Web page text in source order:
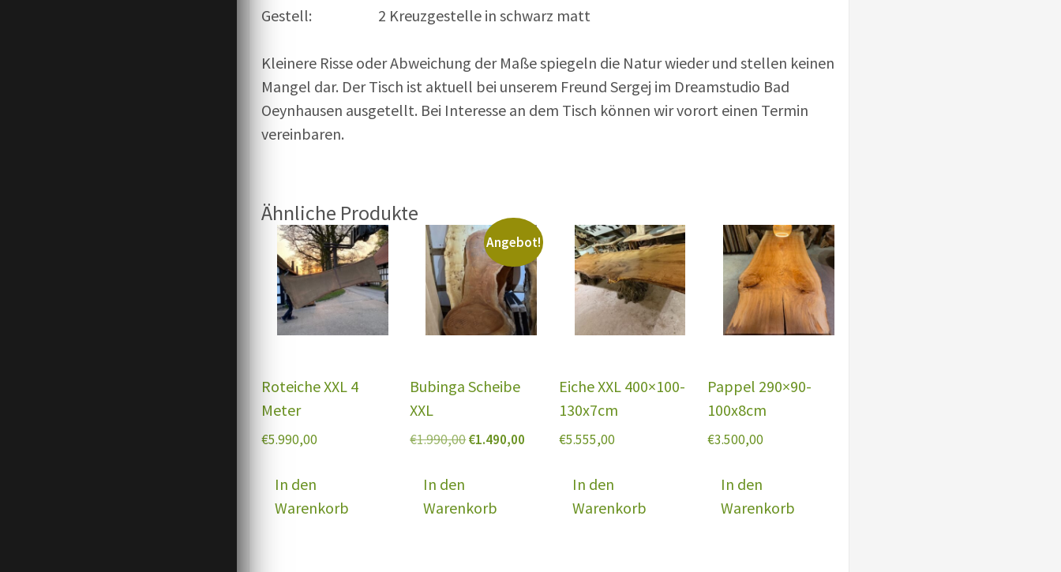
Gestell: 2 Kreuzgestelle in schwarz matt
Kleinere Risse oder Abweichung der Maße spiegeln die Natur wieder und stellen keinen
Mangel dar. Der Tisch ist aktuell bei unserem Freund Sergej im Dreamstudio Bad
Oeynhausen ausgetellt. Bei Interesse an dem Tisch können wir vorort einen Termin
vereinbaren.
Ähnliche Produkte
Roteiche XXL 4
Meter
€5.990,00
In den
Warenkorb
Angebot!
Bubinga Scheibe
XXL
€1.990,00Ursprünglicher
€1.990,00
€1.490,00 Aktueller
In den
Warenkorb
Eiche XXL 400×100-
130x7cm
€5.555,00
In den
Warenkorb
Pappel 290×90-
100x8cm
€3.500,00
In den
Warenkorb